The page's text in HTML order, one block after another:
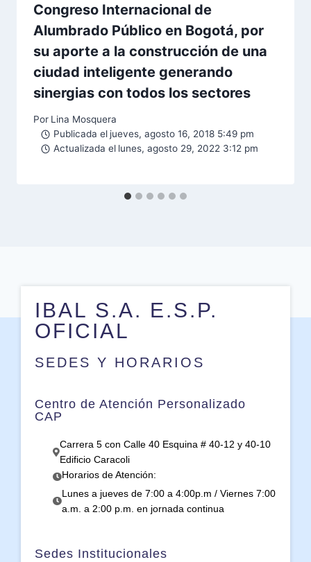
Congreso Internacional de
Alumbrado Público en Bogotá, por
su aporte a la construcción de una
ciudad inteligente generando
sinergias con todos los sectores
Por Lina Mosquera
Publicada el jueves, agosto 16, 2018 5:49 pm
Actualizada el lunes, agosto 29, 2022 3:12 pm
IBAL S.A. E.S.P.
OFICIAL
SEDES Y HORARIOS
Centro de Atención Personalizado
CAP
Carrera 5 con Calle 40 Esquina # 40-12 y 40-10
Edificio Caracoli
Horarios de Atención:
Lunes a jueves de 7:00 a 4:00p.m / Viernes 7:00
a.m. a 2:00 p.m. en jornada continua
Sedes Institucionales